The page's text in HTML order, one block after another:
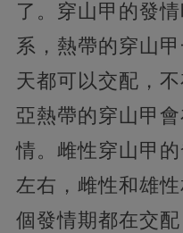
了。穿山甲的發
系，熱帶的穿山
天都可以交配，
亞熱帶的穿山甲
情。雌性穿山甲
左右，雌性和雄
個發情期都在交